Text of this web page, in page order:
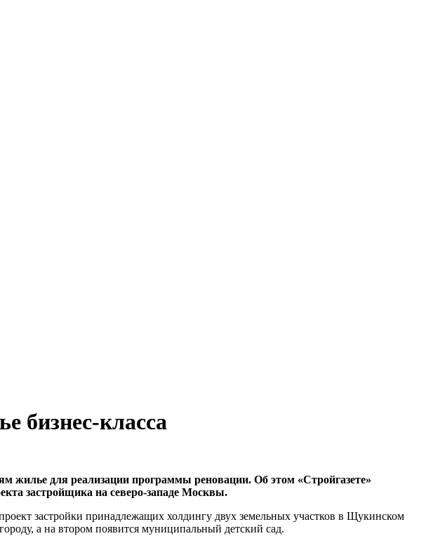
бизнес-класса
для реализации программы реновации. Об этом «Стройгазете»
застройщика на северо-западе Москвы.
застройки принадлежащих холдингу двух земельных участков в Щукинском
а на втором появится муниципальный детский сад.